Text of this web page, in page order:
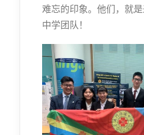
难忘的印象。他们，就
中学团队！